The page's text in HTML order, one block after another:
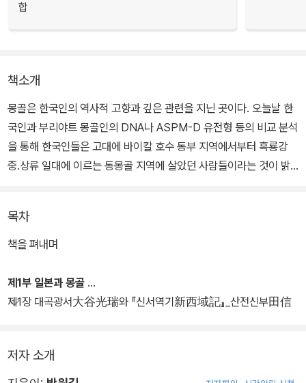
합
책소개
몽골은 한국인의 역사적 고향과 깊은 관련을 지닌 곳이다. 오늘날 한
국인과 부리야트 몽골인의 DNA나 ASPM-D 유전형 등의 비교 분석
을 통해 한국인들은 고대에 바이칼 호수 동부 지역에서부터 흑룡강
중.상류 일대에 이르는 동몽골 지역에 살았던 사람들이라는 것이 밝
몽골은 조화와 융합을 강조하는 팍스-몽골리카라는 시대이념을 인류
현실에 적용한 제1차 지구촌 제국의 이념인 팍스-몽골리카가 우리 민
족에게 예부터 전승되는 홍익인간일 가능성이 높다는 것을 연관시켜
이에 반해 중국 역사학계는 몽골을 민족통합 이론의 핵심으로 삼은
'통일적 다민족국가론'을 통해 유라시아 대륙 전체의 역사에서 접근하
목차
책을 펴내며
제1부 일본과 몽골
제1장 대곡광서大谷光瑞와 『신서역기新西域記』_산전신부田信
저자 소개